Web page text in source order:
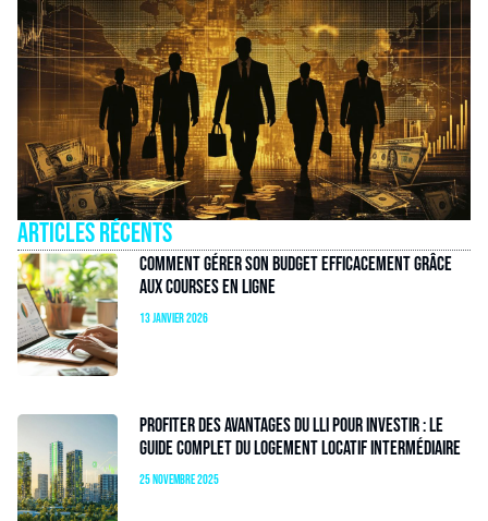
Articles récents
Comment gérer son budget efficacement grâce
aux courses en ligne
13 janvier 2026
Profiter des avantages du LLI pour investir : le
guide complet du logement locatif intermédiaire
25 novembre 2025